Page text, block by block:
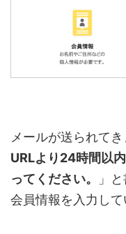
メールが送られて
URLより24時間以
ってください。
」
会員情報を入力して